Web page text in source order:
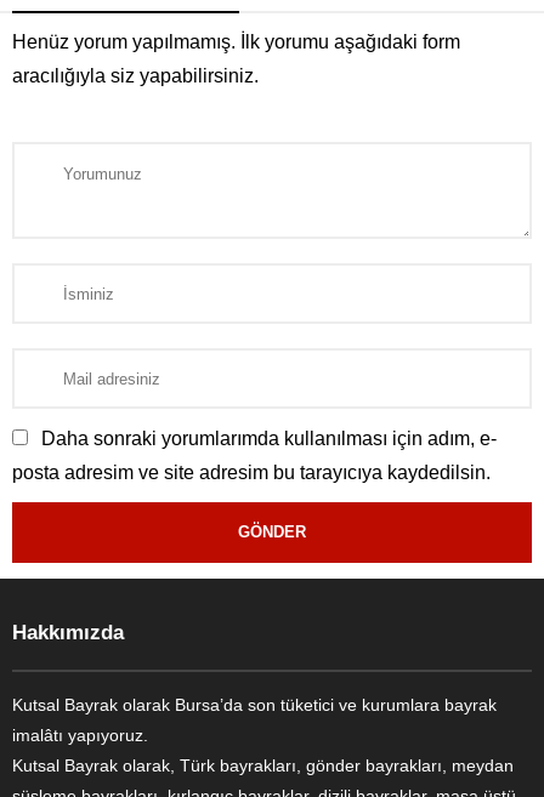
Henüz yorum yapılmamış. İlk yorumu aşağıdaki form
aracılığıyla siz yapabilirsiniz.
Daha sonraki yorumlarımda kullanılması için adım, e-
posta adresim ve site adresim bu tarayıcıya kaydedilsin.
Hakkımızda
Kutsal Bayrak olarak Bursa’da son tüketici ve kurumlara bayrak
imalâtı yapıyoruz.
Kutsal Bayrak olarak, Türk bayrakları, gönder bayrakları, meydan